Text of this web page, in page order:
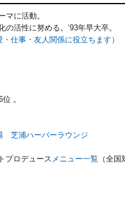
マに活動。
活性に努める。‘93年早大卒。
仕事・友人関係に役立ちます）
。
芝浦ハーバーラウンジ
プロデュース メニュー一覧 （全国